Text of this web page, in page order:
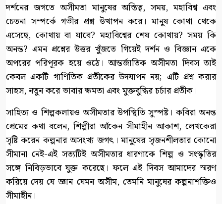
দর্শনের জগতে অসীমতা মানুষের অস্তিত্ব, সময়, মহাবিশ্ব এবং
চেতনা সম্পর্কে গভীর প্রশ্ন উত্থাপন করে। মানুষ কোথা থেকে
এসেছে, কোথায় বা যাবে? মহাবিশ্বের শেষ কোথায়? সময় কি
অনন্ত? এমন প্রশ্নের উত্তর খুঁজতে গিয়েই দর্শন ও বিজ্ঞান একে
অপরের পরিপূরক হয়ে ওঠে। আন্তর্জাতিক অসীমতা দিবস তাই
কেবল একটি গাণিতিক প্রতীকের উদযাপন নয়; এটি প্রশ্ন করার
সাহস, নতুন করে ভাবার ক্ষমতা এবং মুক্তবুদ্ধির চর্চার প্রতীক।
সাহিত্য ও শিল্পকলায়ও অসীমতার উপস্থিতি সুস্পষ্ট। কবিরা অনন্ত
প্রেমের কথা বলেন, শিল্পীরা আঁকেন সীমাহীন আকাশ, লেখকেরা
সৃষ্টি করেন কল্পনার অসংখ্য জগৎ। মানুষের সৃজনশীলতার কোনো
সীমানা নেই-এই সত্যটিই অসীমতার ধারণাকে শিল্প ও সংস্কৃতির
সঙ্গে নিবিড়ভাবে যুক্ত করেছে। ফলে এই দিবস আমাদের স্মরণ
করিয়ে দেয় যে জ্ঞান যেমন অসীম, তেমনি মানুষের কল্পনাশক্তিও
সীমাহীন।